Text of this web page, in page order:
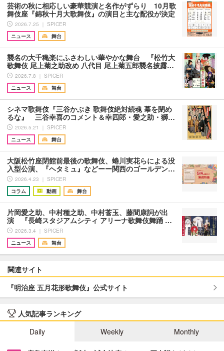
芸術の秋に相応しい豪華競演と名作がずらり 10月歌
舞伎座『錦秋十月大歌舞伎』の演目と主な配役が決定
2026.7.25 ｜ SPICER
ニュース
舞台
襲名の大千穐楽にふさわしい華やかな舞台 『松竹大
歌舞伎 尾上菊之助改め 八代目 尾上菊五郎襲名披露…
2026.7.8 ｜ SPICER
ニュース
舞台
シネマ歌舞伎『三谷かぶき 歌舞伎絶対続魂 幕を閉め
るな』 三谷幸喜のコメント＆幸四郎・愛之助・獅…
2026.5.21 ｜ SPICER
ニュース
舞台
大阪松竹座閉館前最後の歌舞伎、蜷川実花らによる没
入型公演、『ヘタミュ』などーー関西のゴールデン…
2026.4.23 ｜ SPICER
コラム
動画 舞台
片岡愛之助、中村種之助、中村莟玉、藤間康詞が出
演 『長崎スタジアムシティ アリーナ歌舞伎舞踊 …
2026.3.4 ｜ SPICER
ニュース
舞台
関連サイト
『明治座 五月花形歌舞伎』公式サイト
人気記事ランキング
Daily
Weekly Monthly